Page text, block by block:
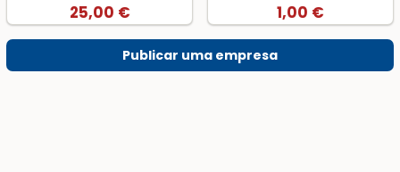
25,00 € 1,00 €
Publicar uma empresa